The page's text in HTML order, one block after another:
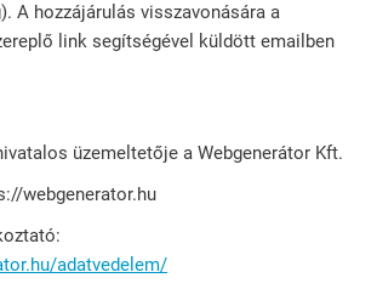
A hozzájárulás visszavonására a
link segítségével küldött emailben
üzemeltetője a Webgenerátor Kft.
webgenerator.hu
adatvedelem/